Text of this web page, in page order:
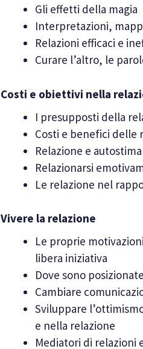
Gli effetti della magia
Interpretazioni,
Relazioni efficaci e
Curare l’altro, le
Costi e obiettivi nella
I presupposti della
Costi e benefici delle
Relazione e autostima
Relazionarsi
Le relazione nel
Vivere la relazione
Le proprie
libera iniziativa
Dove sono
Cambiare
Sviluppare
e nella relazione
Mediatori di relazioni